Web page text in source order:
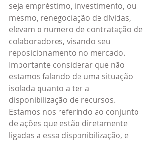
seja empréstimo, investimento, ou
mesmo, renegociação de dívidas,
elevam o numero de contratação de
colaboradores, visando seu
reposicionamento no mercado.
Importante considerar que não
estamos falando de uma situação
isolada quanto a ter a
disponibilização de recursos.
Estamos nos referindo ao conjunto
de ações que estão diretamente
ligadas a essa disponibilização, e